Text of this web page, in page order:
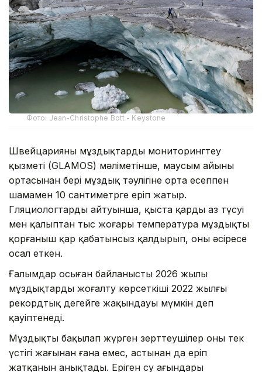
Фото: Jean-Christophe Bott - Keystone
Швейцарияның мұздықтарды мониторингтеу
қызметі (GLAMOS) мәліметінше, маусым айының
ортасынан бері мұздық тәулігіне орта есеппен
шамамен 10 сантиметрге еріп жатыр.
Гляциологтардың айтуынша, қыста қардың аз түсуі
мен қалыптан тыс жоғары температура мұздықты
қорғаныш қар қабатынсыз қалдырып, оны әсіресе
осал еткен.
Ғалымдар осыған байланысты 2026 жылы
мұздықтардың жоғалту көрсеткіші 2022 жылғы
рекордтық деңгейге жақындауы мүмкін деп
қауіптенеді.
Мұздықты бақылап жүрген зерттеушілер оның тек
үстіңгі жағынан ғана емес, астынан да еріп
жатқанын анықтады. Еріген су ағындары